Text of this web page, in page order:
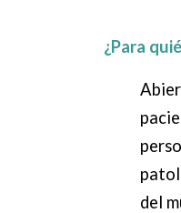
¿Para
del